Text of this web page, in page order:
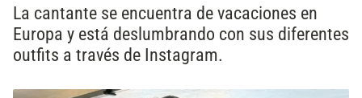
La cantante se encuentra de vacaciones en
Europa y está deslumbrando con sus diferentes
outfits a través de Instagram.